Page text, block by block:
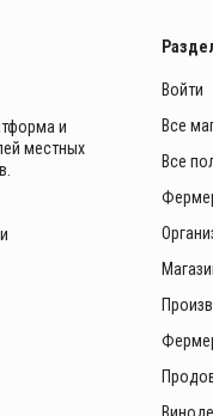
и
местных
Войти
Все
Все